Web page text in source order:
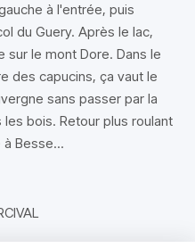
à l'entrée, puis
du Guery. Après le lac,
le mont Dore. Dans le
des capucins, ça vaut le
sans passer par la
bois. Retour plus roulant
Besse...